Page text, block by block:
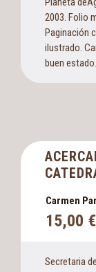
2003. Folio
Paginación
ilustrado.
buen
Carmen
15,00 €
Secretaria